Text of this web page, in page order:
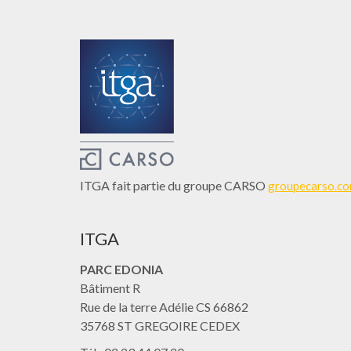
ITGA fait partie du groupe CARSO
ITGA
PARC EDONIA
Bâtiment R
Rue de la terre Adélie CS 66862
35768 ST GREGOIRE CEDEX